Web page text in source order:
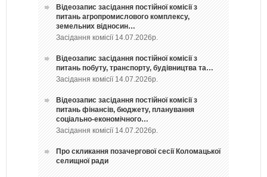
Відеозапис засідання постійної комісії з
питань агропромислового комплексу,
земельних відносин…
Засідання комісії 14.07.2026р.
Відеозапис засідання постійної комісії з
питань побуту, транспорту, будівництва та…
Засідання комісії 14.07.2026р.
Відеозапис засідання постійної комісії з
питань фінансів, бюджету, планування
соціально-економічного…
Засідання комісії 14.07.2026р.
Про скликання позачергової сесії Коломацької
селищної ради